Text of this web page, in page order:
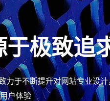
于极致追
力于不断提升对网站专业设
户体验